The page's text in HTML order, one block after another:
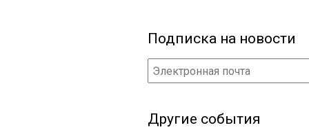
Подписка на новости
Другие события